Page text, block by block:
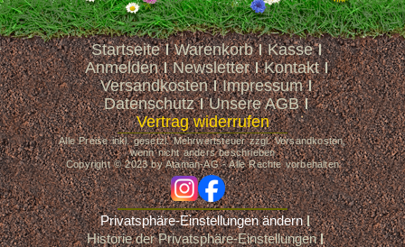
Startseite Warenkorb
Kasse
Anmelden
Newsletter
Kontakt
Versandkosten
Impressum
Datenschutz
Unsere AGB
Vertrag widerrufen
Alle Preise inkl. gesetzl. Mehrwertsteuer zzgl. Versandkosten,
wenn nicht anders beschrieben
Copyright © 2023 by Ataman-AG - Alle Rechte vorbehalten
igfb
Privatsphäre-Einstellungen ändern
Historie der Privatsphäre-Einstellungen